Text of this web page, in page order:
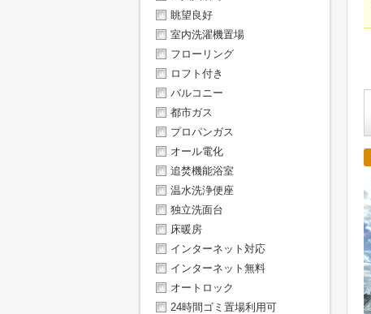
眺望良好
室内洗濯機置場
フローリング
ロフト付き
バルコニー
都市ガス
プロパンガス
オール電化
追焚機能浴室
温水洗浄便座
独立洗面台
床暖房
インターネット対応
インターネット無料
オートロック
24時間ゴミ置場利用可